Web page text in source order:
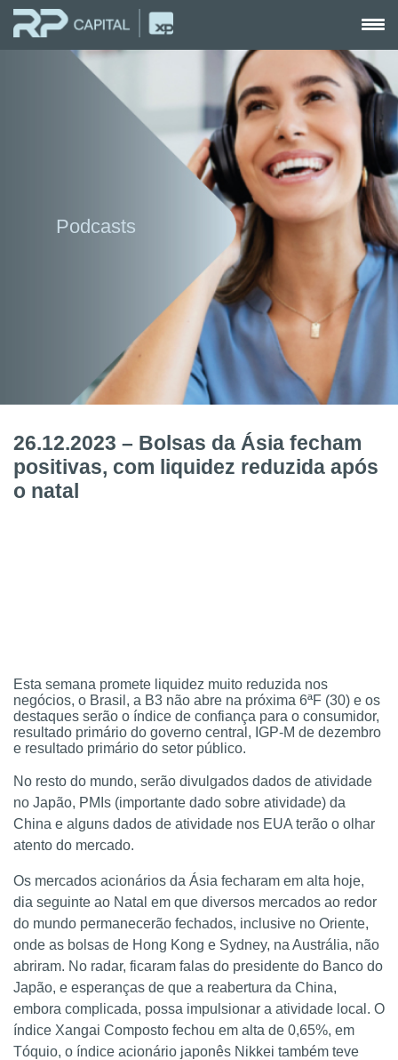
Podcasts
26.12.2023 – Bolsas da Ásia fecham
positivas, com liquidez reduzida após
o natal
Esta semana promete liquidez muito reduzida nos
negócios, o Brasil, a B3 não abre na próxima 6ªF (30) e os
destaques serão o índice de confiança para o consumidor,
resultado primário do governo central, IGP-M de dezembro
e resultado primário do setor público.
No resto do mundo, serão divulgados dados de atividade
no Japão, PMIs (importante dado sobre atividade) da
China e alguns dados de atividade nos EUA terão o olhar
atento do mercado.
Os mercados acionários da Ásia fecharam em alta hoje,
dia seguinte ao Natal em que diversos mercados ao redor
do mundo permanecerão fechados, inclusive no Oriente,
onde as bolsas de Hong Kong e Sydney, na Austrália, não
abriram. No radar, ficaram falas do presidente do Banco do
Japão, e esperanças de que a reabertura da China,
embora complicada, possa impulsionar a atividade local. O
índice Xangai Composto fechou em alta de 0,65%, em
Tóquio, o índice acionário japonês Nikkei também teve